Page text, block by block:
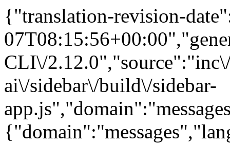
{"translation-revision-
CLI\/
ai\/sidebar\/build\/sidebar-